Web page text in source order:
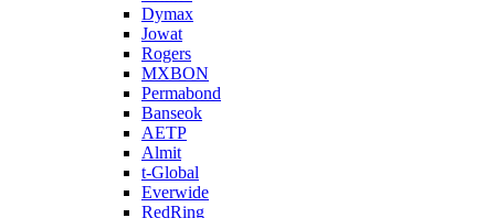
Dymax
Jowat
Rogers
MXBON
Permabond
Banseok
AETP
Almit
t-Global
Everwide
RedRing